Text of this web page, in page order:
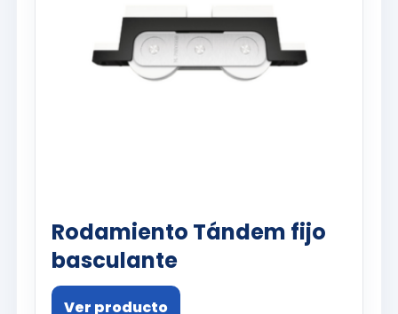
Rodamiento Tándem fijo
basculante
Ver producto